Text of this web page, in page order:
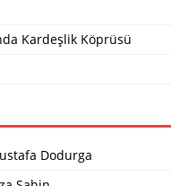
Kardeşlik Köprüsü
Dodurga